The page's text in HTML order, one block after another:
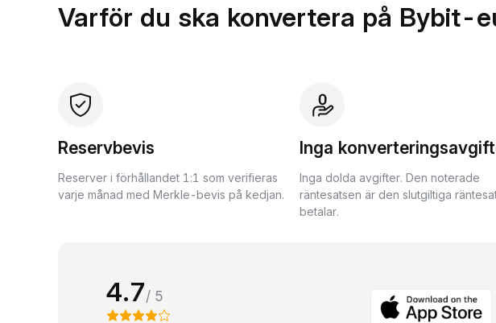
Varför du ska konvertera på Bybit-
Reservbevis
Reserver i förhållandet 1:1 som verifieras
varje månad med Merkle-bevis på kedjan.
Inga
Inga dolda avgifter. Den noterade
räntesatsen är den slutgiltiga
betalar.
4.7/ 5